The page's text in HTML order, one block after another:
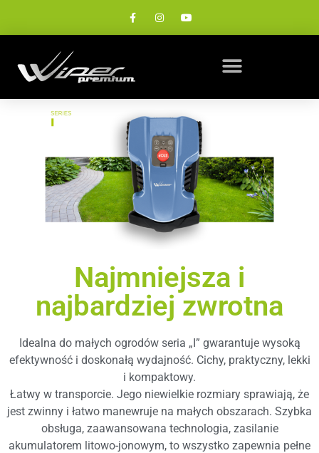
Najmniejsza i
najbardziej zwrotna
Idealna do małych ogrodów seria „I” gwarantuje wysoką
efektywność i doskonałą wydajność. Cichy, praktyczny, lekki
i kompaktowy.
Łatwy w transporcie. Jego niewielkie rozmiary sprawiają, że
jest zwinny i łatwo manewruje na małych obszarach. Szybka
obsługa, zaawansowana technologia, zasilanie
akumulatorem litowo-jonowym, to wszystko zapewnia pełne